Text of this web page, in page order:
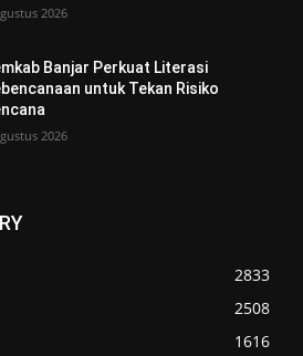
2026
Banjar Perkuat Literasi
untuk Tekan Risiko
2026
2833
2508
1616